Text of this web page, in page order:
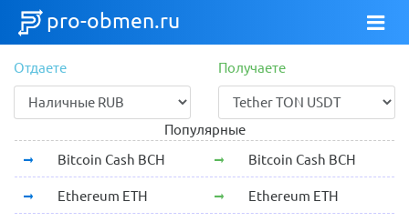
pro-obmen.ru
Отдаете Получаете
Популярные
Bitcoin Cash BCH
Bitcoin Cash BCH
Ethereum ETH Ethereum ETH